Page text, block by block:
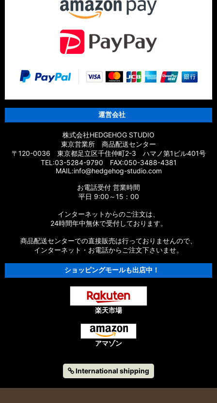
運営会社
株式会社HEDGEHOG STUDIO
東京営業所 商品配送センター
〒120-0036 東京都足立区千住仲町2-3 ハマノ第1ビル401号
TEL:03-5284-9790 FAX:050-3488-4381
MAIL:info@hedgehog-studio.com
お電話受付 営業時間
平日 9:00～15：00
インターネットからのご注文は、
24時間年中無休で受付しております。
商品配送センターでの直接販売は行っておりませんので、
インターネット・お電話からご注文下さいませ。
ショッピングモールも出店中！
楽天市場
アマゾン
International shipping